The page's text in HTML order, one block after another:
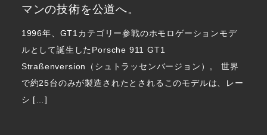
マンの技術を公道へ。
1996年、GT1カテゴリー参戦のホモロゲーションモデ
ルとして誕生したPorsche 911 GT1
Straßenversion（シュトラッセンバージョン）。 世界
で約25台のみが製造されたとされるこのモデルは、レー
シ […]